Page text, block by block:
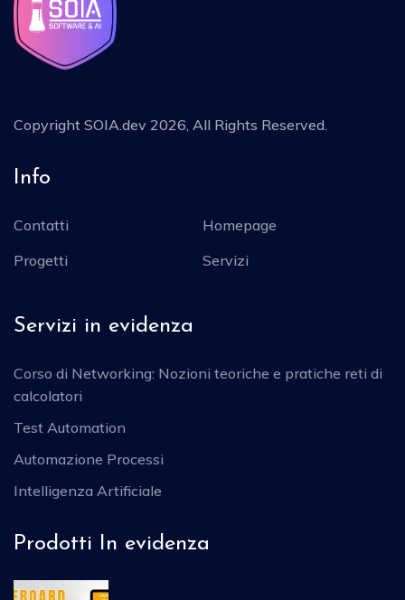
Copyright SOIA.dev 2026, All Rights Reserved.
Info
Contatti
Homepage
Progetti
Servizi
Servizi in evidenza
Corso di Networking: Nozioni teoriche e pratiche reti di
calcolatori
Test Automation
Automazione Processi
Intelligenza Artificiale
Prodotti In evidenza